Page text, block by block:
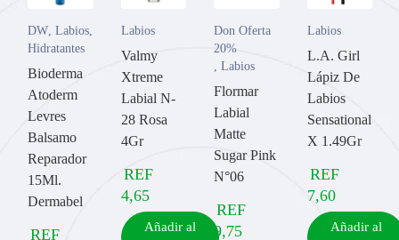
DW, Labios,
Hidratantes
Bioderma
Atoderm
Levres
Balsamo
Reparador
15Ml.
Dermabel
REF
Labios
Valmy
Xtreme
Labial N-
28 Rosa
4Gr
REF
4,65
Añadir al
Don Oferta
20%
, Labios
Flormar
Labial
Matte
Sugar Pink
N°06
REF
9,75
Labios
L.A. Girl
Lápiz De
Labios
Sensational
X 1.49Gr
REF
7,60
Añadir al